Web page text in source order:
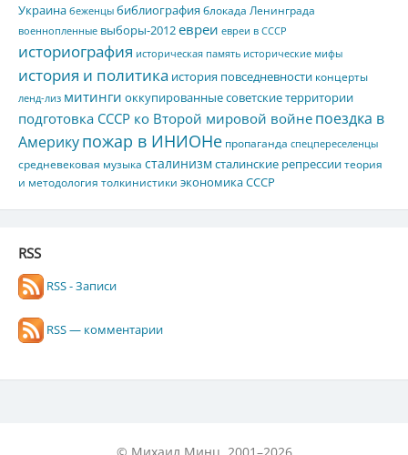
Украина беженцы библиография блокада Ленинграда
военнопленные выборы-2012евреи евреи в СССР
историография историческая память исторические мифы
история и политика история повседневности концерты
ленд-лиз митинги оккупированные советские территории
подготовка СССР ко Второй мировой войнепоездка в
Америкупожар в ИНИОНе пропаганда спецпереселенцы
средневековая музыка сталинизмсталинские репрессиитеория
и методология толкинистики экономика СССР
RSS
RSS - Записи
RSS — комментарии